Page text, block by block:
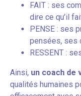
FAIT : ses
dire ce qu’il
PENSE : ses
pensées, ses
RESSENT :
Ainsi, un coach de
qualités humaines